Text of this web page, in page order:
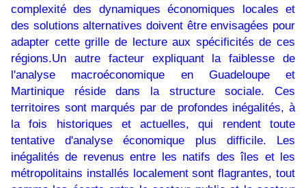
complexité des dynamiques économiques locales et
des solutions alternatives doivent être envisagées pour
adapter cette grille de lecture aux spécificités de ces
régions.Un autre facteur expliquant la faiblesse de
l'analyse macroéconomique en Guadeloupe et
Martinique réside dans la structure sociale. Ces
territoires sont marqués par de profondes inégalités, à
la fois historiques et actuelles, qui rendent toute
tentative d'analyse économique plus difficile. Les
inégalités de revenus entre les natifs des îles et les
métropolitains installés localement sont flagrantes, tout